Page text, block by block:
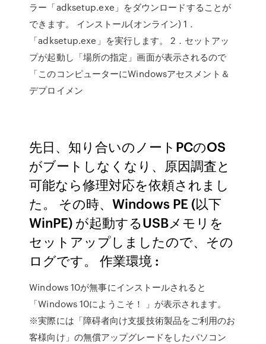
ラー「adksetup.exe」をダウンロードすることが
できます。 インストール(オンライン) 1．
「adksetup.exe」を実行します。 2．セットアッ
プが起動し「場所の指定」画面が表示されるので
「このコンピューターにWindowsアセスメント＆
デプロイメン
先日、知り合いのノートPCのOS
がブートしなくなり、原因調査と
可能なら修理対応を依頼されまし
た。 その時、Windows PE (以下
WinPE) が起動するUSBメモリを
セットアップしましたので、その
ログです。 作業環境 :
Windows 10が無事にインストールされると
「Windows 10にようこそ！ 」が表示されます。
※実際には「障碍者向け支援技術製品をご利用のお
客様向け」の無償アップグレードをしたパソコン